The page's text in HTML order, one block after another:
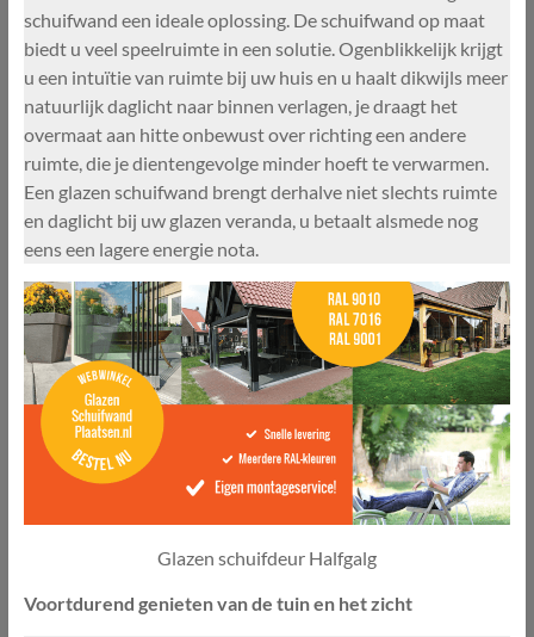
schuifwand een ideale oplossing. De schuifwand op maat
biedt u veel speelruimte in een solutie. Ogenblikkelijk krijgt
u een intuïtie van ruimte bij uw huis en u haalt dikwijls meer
natuurlijk daglicht naar binnen verlagen, je draagt het
overmaat aan hitte onbewust over richting een andere
ruimte, die je dientengevolge minder hoeft te verwarmen.
Een glazen schuifwand brengt derhalve niet slechts ruimte
en daglicht bij uw glazen veranda, u betaalt alsmede nog
eens een lagere energie nota.
Glazen schuifdeur Halfgalg
Voortdurend genieten van de tuin en het zicht